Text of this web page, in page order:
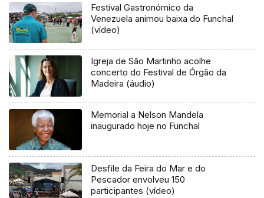
Festival Gastronómico da
Venezuela animou baixa do Funchal
(vídeo)
Igreja de São Martinho acolhe
concerto do Festival de Órgão da
Madeira (áudio)
Memorial a Nelson Mandela
inaugurado hoje no Funchal
Desfile da Feira do Mar e do
Pescador envolveu 150
participantes (vídeo)